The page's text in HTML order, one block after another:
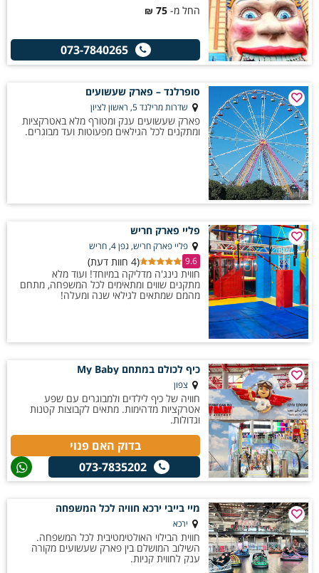
החל מ- 75
₪
073-7840265
סופרלנד – פארק שעשועים
שדרות מרילנד 5, ראשון לציון
פארק שעשועים ענק ומטורף מלא באטרקציות
ומתקנים לכל הגילאים מפעוטות ועד מבוגרים.
פליי פארק חריש
פליי פארק חריש, גפן 4, חריש
9.6
(4 חוות דעת)
חווית נינג'ה מדליקה במיוחד! ועוד מלא
מתקנים שווים ומתאימים לכל המשפחה, מתחם
מהמם שמתאים לגילאי שנה ומעלה!
כיף לכולם במתחם My Baby
צפון
חוויה של כיף לילדים ולמבוגרים עם שפע
אטרקציות מדהימות. מתאים לקבוצות קטנות
וגדולות.
בדוק האם פנוי
073-7835202
מיי בייבי ירכא חוויה לכל המשפחה
ירכא
חווית הבילוי האולטימטיבית לכל המשפחה.
השילוב המושלם בין פארק שעשועים מקורה
ענק לחווית קניות.